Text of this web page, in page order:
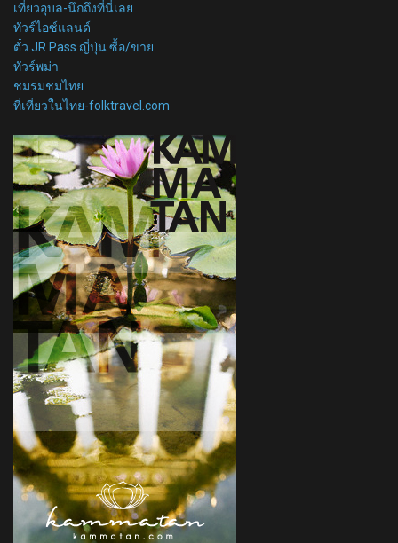
เที่ยวอุบล-นึกถึงที่นี่เลย
ทัวร์ไอซ์แลนด์
ตั๋ว JR Pass ญี่ปุ่น ซื้อ/ขาย
ทัวร์พม่า
ชมรมชมไทย
ที่เที่ยวในไทย-folktravel.com